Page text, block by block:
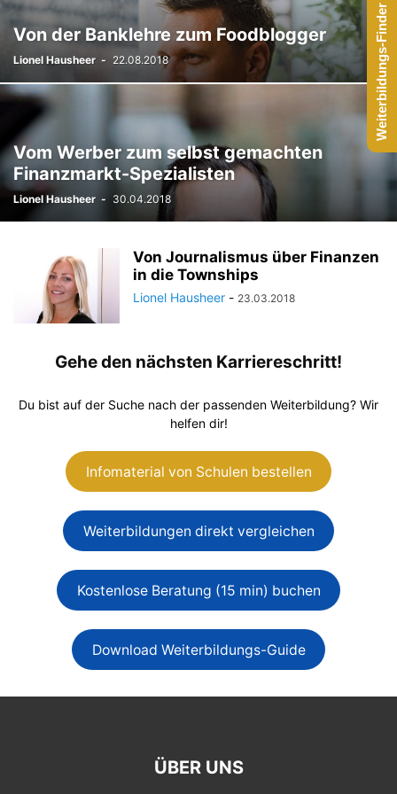
Von der Banklehre zum Foodblogger
Lionel Hausheer - 22.08.2018
Vom Werber zum selbst gemachten
Finanzmarkt-Spezialisten
Lionel Hausheer - 30.04.2018
Von Journalismus über Finanzen
in die Townships
Lionel Hausheer - 23.03.2018
Gehe den nächsten Karriereschritt!
Du bist auf der Suche nach der passenden Weiterbildung? Wir
helfen dir!
Infomaterial von Schulen bestellen
Weiterbildungen direkt vergleichen
Kostenlose Beratung (15 min) buchen
Download Weiterbildungs-Guide
ÜBER UNS
Weiterbildungs-Finder starten